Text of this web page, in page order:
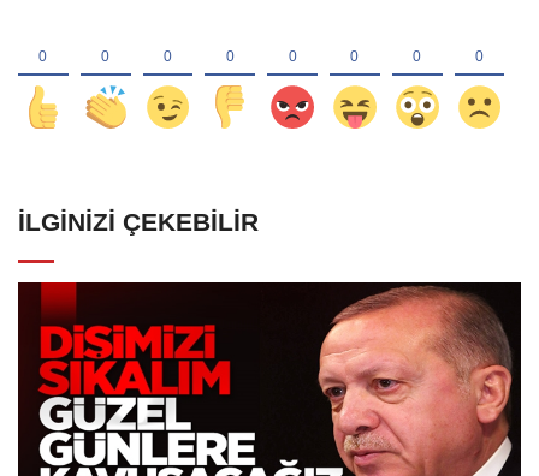
İLGINIZI ÇEKEBILIR